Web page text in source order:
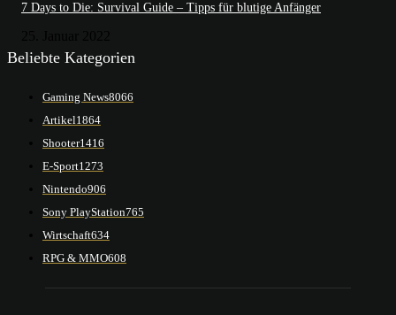
7 Days to Die: Survival Guide – Tipps für blutige Anfänger
Beliebte Kategorien
Gaming News8066
Artikel1864
Shooter1416
E-Sport1273
Nintendo906
Sony PlayStation765
Wirtschaft634
RPG & MMO608